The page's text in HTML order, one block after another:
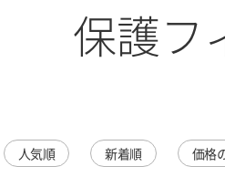
保護フ
人気順 新着順 価格